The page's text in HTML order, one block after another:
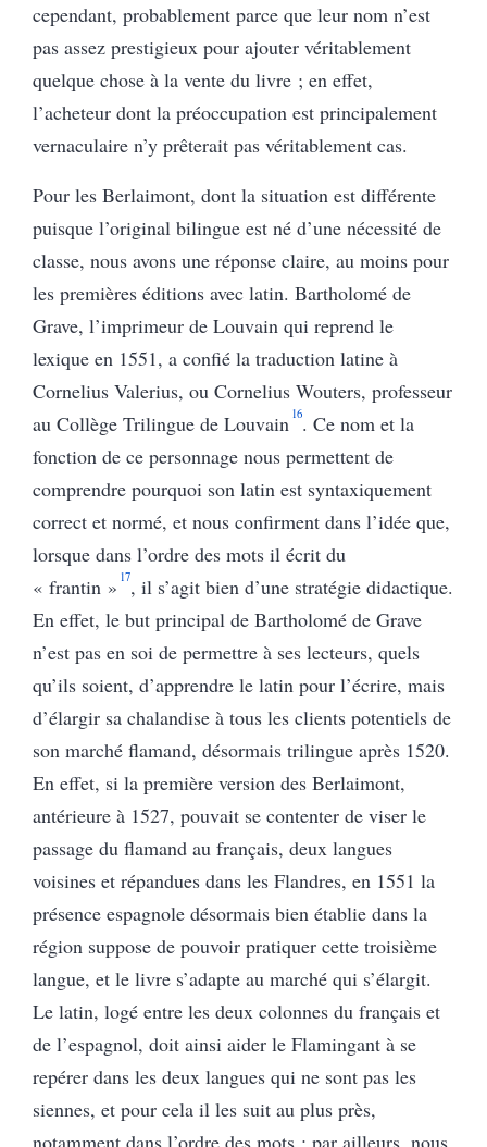
cependant, probablement parce que leur nom n’est
pas assez prestigieux pour ajouter véritablement
quelque chose à la vente du livre ; en effet,
l’acheteur dont la préoccupation est principalement
vernaculaire n’y prêterait pas véritablement cas.
Pour les Berlaimont, dont la situation est différente
puisque l’original bilingue est né d’une nécessité de
classe, nous avons une réponse claire, au moins pour
les premières éditions avec latin. Bartholomé de
Grave, l’imprimeur de Louvain qui reprend le
lexique en 1551, a confié la traduction latine à
Cornelius Valerius, ou Cornelius Wouters, professeur
au Collège Trilingue de Louvain 16. Ce nom et la
fonction de ce personnage nous permettent de
comprendre pourquoi son latin est syntaxiquement
correct et normé, et nous confirment dans l’idée que,
lorsque dans l’ordre des mots il écrit du
« frantin » 17, il s’agit bien d’une stratégie didactique.
En effet, le but principal de Bartholomé de Grave
n’est pas en soi de permettre à ses lecteurs, quels
qu’ils soient, d’apprendre le latin pour l’écrire, mais
d’élargir sa chalandise à tous les clients potentiels de
son marché flamand, désormais trilingue après 1520.
En effet, si la première version des Berlaimont,
antérieure à 1527, pouvait se contenter de viser le
passage du flamand au français, deux langues
voisines et répandues dans les Flandres, en 1551 la
présence espagnole désormais bien établie dans la
région suppose de pouvoir pratiquer cette troisième
langue, et le livre s’adapte au marché qui s’élargit.
Le latin, logé entre les deux colonnes du français et
de l’espagnol, doit ainsi aider le Flamingant à se
repérer dans les deux langues qui ne sont pas les
siennes, et pour cela il les suit au plus près,